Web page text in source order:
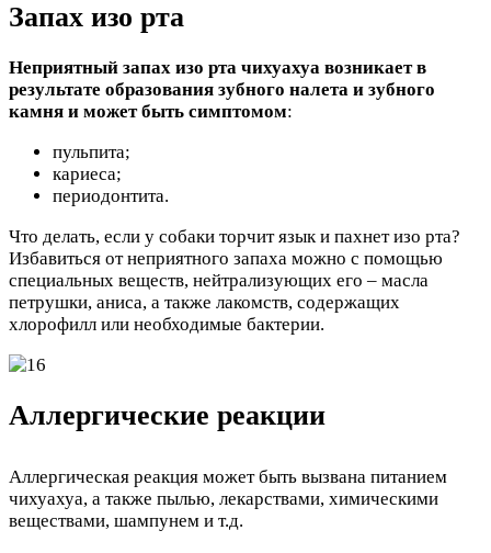
Запах изо рта
Неприятный запах изо рта чихуахуа возникает в
результате образования зубного налета и зубного
камня и может быть симптомом:
пульпита;
кариеса;
периодонтита.
Что делать, если у собаки торчит язык и пахнет изо рта?
Избавиться от неприятного запаха можно с помощью
специальных веществ, нейтрализующих его – масла
петрушки, аниса, а также лакомств, содержащих
хлорофилл или необходимые бактерии.
Аллергические реакции
Аллергическая реакция может быть вызвана питанием
чихуахуа, а также пылью, лекарствами, химическими
веществами, шампунем и т.д.